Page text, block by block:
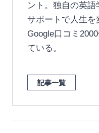
ント。独自の英
サポートで人生を
Google口コミ
ている。
記事一覧